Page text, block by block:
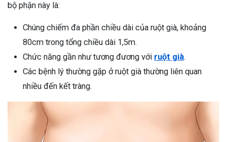
bộ phận này là:
Chúng chiếm đa phần chiều dài của ruột già, khoảng
80cm trong tổng chiều dài 1,5m.
Chức năng gần như tương đương với ruột già.
Các bệnh lý thường gặp ở ruột già thường liên quan
nhiều đến kết tràng.